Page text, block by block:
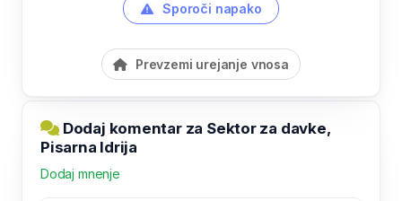
Sporoči napako
Prevzemi urejanje vnosa
Dodaj komentar za Sektor za davke,
Pisarna Idrija
Dodaj mnenje